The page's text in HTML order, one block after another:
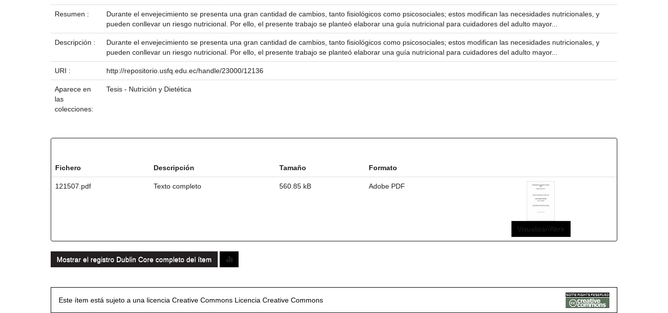
Resumen :
Durante el envejecimiento se presenta una gran cantidad de cambios, tanto fisiológicos como psicosociales; estos modifican las necesidades nutricionales, y
pueden conllevar un riesgo nutricional. Por ello, el presente trabajo se planteó elaborar una guía nutricional para cuidadores del adulto mayor...
Descripción :
Durante el envejecimiento se presenta una gran cantidad de cambios, tanto fisiológicos como psicosociales; estos modifican las necesidades nutricionales, y
pueden conllevar un riesgo nutricional. Por ello, el presente trabajo se planteó elaborar una guía nutricional para cuidadores del adulto mayor...
URI : http://repositorio.usfq.edu.ec/handle/23000/12136
Aparece en
las
colecciones:
Tesis - Nutrición y Dietética
Fichero Descripción Tamaño Formato
121507.pdf Texto completo 560.85 kB Adobe PDF
Visualizar/Abrir
Mostrar el registro Dublin Core completo del ítem
Este ítem está sujeto a una licencia Creative Commons Licencia Creative Commons